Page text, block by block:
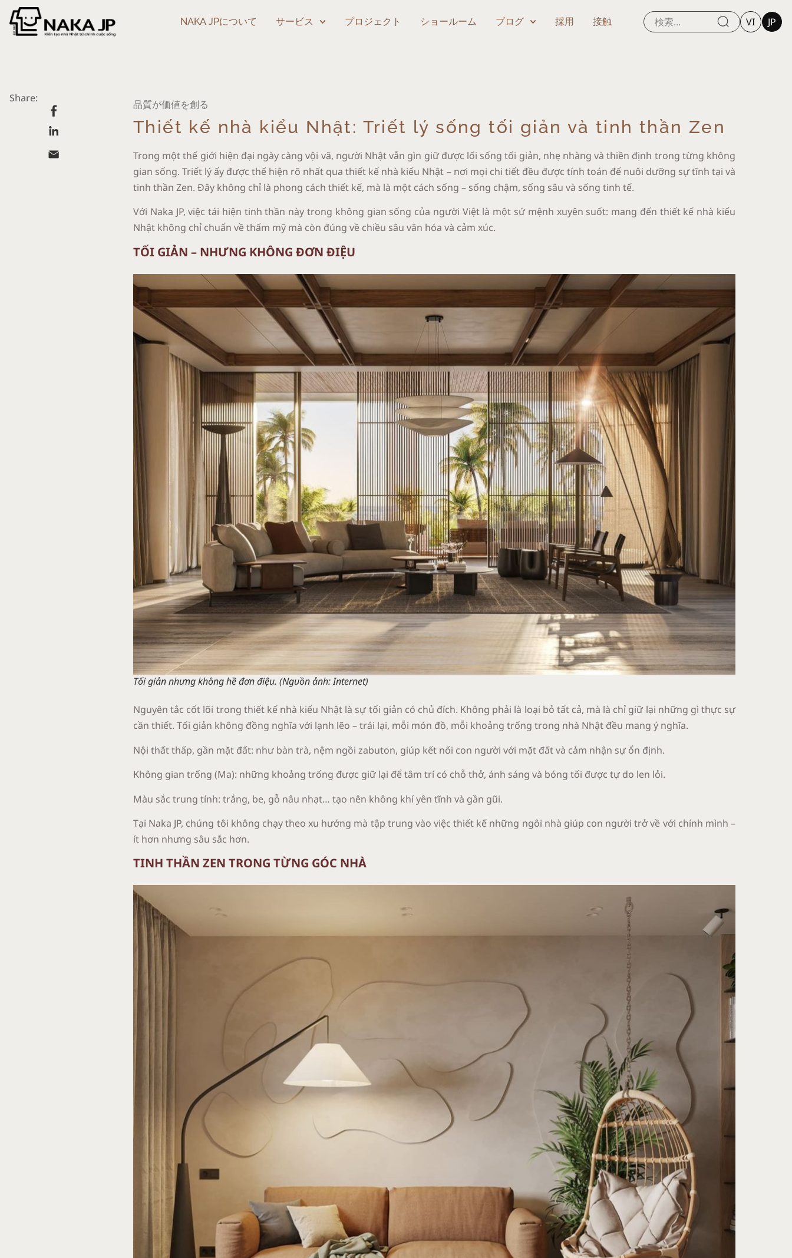
NAKA JPについて サービス プロジェクト ショールーム ブログ 採用 接触 VI JP
Share: 品質が価値を創る
Thiết kế nhà kiểu Nhật: Triết lý sống tối giản và tinh thần Zen
Trong một thế giới hiện đại ngày càng vội vã, người Nhật vẫn gìn giữ được lối sống tối giản, nhẹ nhàng và thiền định trong từng không
gian sống. Triết lý ấy được thể hiện rõ nhất qua thiết kế nhà kiểu Nhật – nơi mọi chi tiết đều được tính toán để nuôi dưỡng sự tĩnh tại và
tinh thần Zen. Đây không chỉ là phong cách thiết kế, mà là một cách sống – sống chậm, sống sâu và sống tinh tế.
Với Naka JP, việc tái hiện tinh thần này trong không gian sống của người Việt là một sứ mệnh xuyên suốt: mang đến thiết kế nhà kiểu
Nhật không chỉ chuẩn về thẩm mỹ mà còn đúng về chiều sâu văn hóa và cảm xúc.
TỐI GIẢN – NHƯNG KHÔNG ĐƠN ĐIỆU
Tối giản nhưng không hề đơn điệu. (Nguồn ảnh: Internet)
Nguyên tắc cốt lõi trong thiết kế nhà kiểu Nhật là sự tối giản có chủ đích. Không phải là loại bỏ tất cả, mà là chỉ giữ lại những gì thực sự
cần thiết. Tối giản không đồng nghĩa với lạnh lẽo – trái lại, mỗi món đồ, mỗi khoảng trống trong nhà Nhật đều mang ý nghĩa.
Nội thất thấp, gần mặt đất: như bàn trà, nệm ngồi zabuton, giúp kết nối con người với mặt đất và cảm nhận sự ổn định.
Không gian trống (Ma): những khoảng trống được giữ lại để tâm trí có chỗ thở, ánh sáng và bóng tối được tự do len lỏi.
Màu sắc trung tính: trắng, be, gỗ nâu nhạt… tạo nên không khí yên tĩnh và gần gũi.
Tại Naka JP, chúng tôi không chạy theo xu hướng mà tập trung vào việc thiết kế những ngôi nhà giúp con người trở về với chính mình –
ít hơn nhưng sâu sắc hơn.
TINH THẦN ZEN TRONG TỪNG GÓC NHÀ